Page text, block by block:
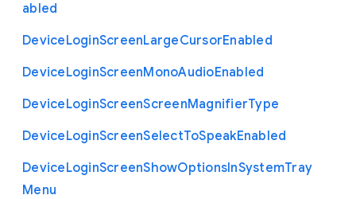
abled
DeviceLoginScreenLargeCursorEnabled
DeviceLoginScreenMonoAudioEnabled
DeviceLoginScreenScreenMagnifierType
DeviceLoginScreenSelectToSpeakEnabled
DeviceLoginScreenShowOptionsInSystemTray
Menu